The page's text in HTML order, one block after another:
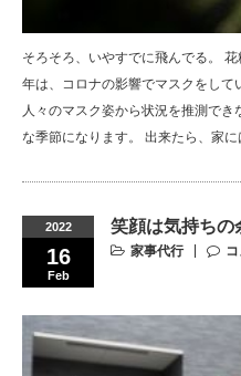
そろそろ、いやすでに飛んでる。
年は、コロナの影響でマスクをして
人々のマスク姿から状況を推測で
な季節になります。 出来たら、家
2022
16
Feb
笑顔は気持ちの
家事代行